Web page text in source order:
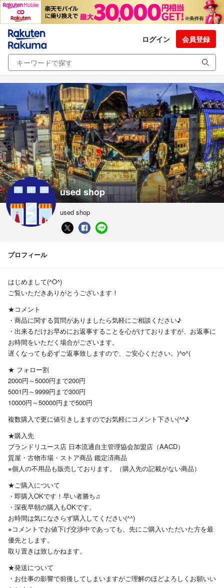
ログイン 会員登録
used shop
used shop
プロフィール
はじめまして(^O^)
ご覧いただきありがとうございます！
★コメント
・商品に関する質問がありましたら気軽にご相談ください♪
・出来るだけお早めにお返事することを心がけておりますが、お返事に
お時間をいただく場合がございます。
遅くなっても必ずご返事致しますので、ご安心ください。)^o^(
★ フォロー割
2000円～5000円まで200円
5001円～9999円まで300円
10000円～50000円まで500円
複数購入で更に値引きしますのでお気軽にコメント下さい(^^♪
★購入先
ブランドリユース店 日本流通自主管理協会加盟店（AACD）
質屋・古物市場・ストア商品 鑑定済商品
※個人の不用品も販売しております。（購入先の記載がない商品）
★ご購入について
・即購入OKです！早い者勝ち♫
・深夜早朝の購入もOKです。
お時間は気になさらず購入してください(^^)
※コメントでお値下げ交渉中であっても、先にご購入いただいた方を最
優先とします。
取り置きは致しかねます。
★発送について
・お仕事の影響で前後してしまいますがご理解のほどよろしくお願いい